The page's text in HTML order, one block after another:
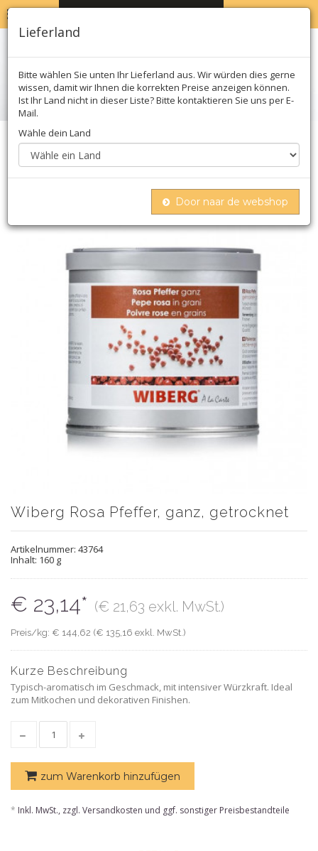
Wiberg Rosa Pfeffer, ganz, getrocknet
Artikelnummer: 43764
Inhalt: 160 g
€ 23,14* (€ 21,63 exkl. MwSt.)
Preis/kg: € 144,62 (€ 135,16 exkl. MwSt.)
Kurze Beschreibung
Typisch-aromatisch im Geschmack, mit intensiver Würzkraft. Ideal
zum Mitkochen und dekorativen Finishen.
zum Warenkorb hinzufügen
* Inkl. MwSt., zzgl. Versandkosten und ggf. sonstiger Preisbestandteile
Lieferland
Bitte wählen Sie unten Ihr Lieferland aus. Wir würden dies gerne
wissen, damit wir Ihnen die korrekten Preise anzeigen können.
Ist Ihr Land nicht in dieser Liste? Bitte kontaktieren Sie uns per E-
Mail.
Wähle dein Land
Door naar de webshop